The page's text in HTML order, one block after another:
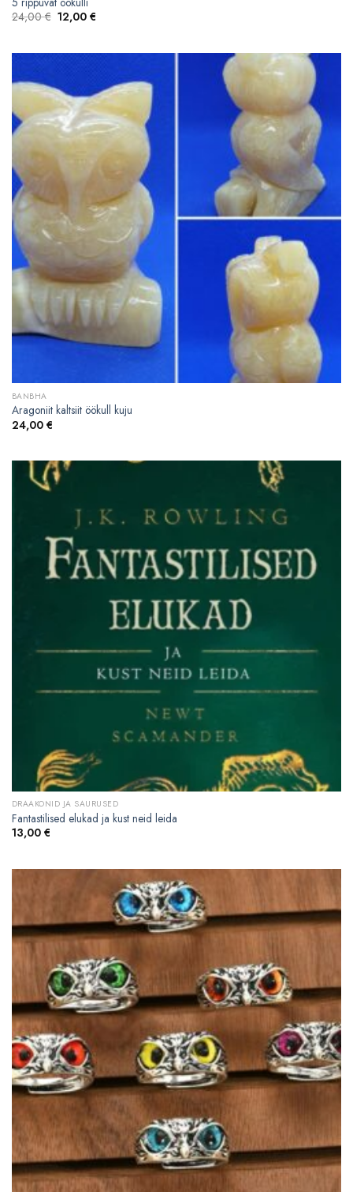
24,00€ Algne
hind
12,00 €Current
BANBHA
Aragoniit kaltsiit öökull kuju
24,00 €
DRAAKONID JA SAURUSED
Fantastilised elukad ja kust neid leida
13,00 €